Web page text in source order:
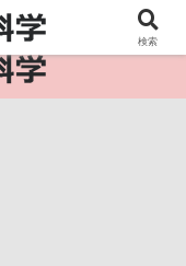
フラ。
検索